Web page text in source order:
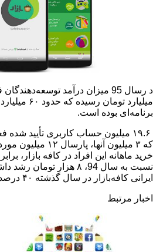
میلیارد تومان رسیده که حدود
بوده است.
میلیون حساب کاربری تأیید شده فعال در
که ۳ میلیون آنها، پارسال ۱۲
خرید
نسبت به سال 94، ۸ هزار تومان رشد
در سال گذشته ۴۰ درصد افزایش داشته‌است.